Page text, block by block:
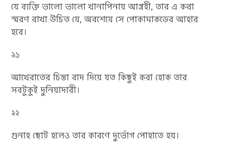
যে ব্যক্তি ভালো ভালো খানাপিনায় আগ্রহী, তার এ কথা
স্মরণ রাখা উচিত যে, অবশেষে সে পোকামাকড়ের আহার
হবে।
২১
আখেরাতের চিন্তা বাদ দিয়ে যত কিছুই করা হোক তার
সবটুকুই দুনিয়াদারী।
২২
গুনাহ ছোট হলেও তার কারণে দুর্ভোগ পোহাতে হয়।